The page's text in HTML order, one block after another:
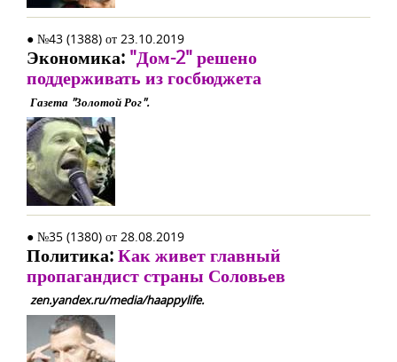
● №43 (1388) от 23.10.2019
Экономика: "Дом-2" решено
поддерживать из госбюджета
Газета "Золотой Рог".
● №35 (1380) от 28.08.2019
Политика:Как живет главный
пропагандист страны Соловьев
zen.yandex.ru/media/haappylife.